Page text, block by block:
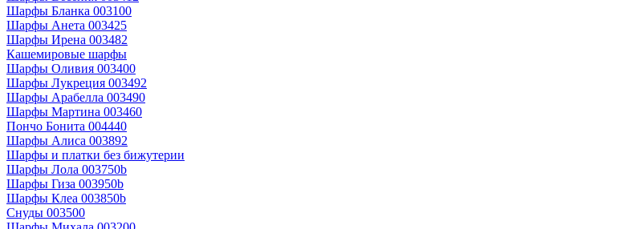
Шарфы Бланка 003100
Шарфы Анета 003425
Шарфы Ирена 003482
Кашемировые шарфы
Шарфы Оливия 003400
Шарфы Лукреция 003492
Шарфы Арабелла 003490
Шарфы Мартина 003460
Пончо Бонита 004440
Шарфы Алиса 003892
Шарфы и платки без бижутерии
Шарфы Лола 003750b
Шарфы Гиза 003950b
Шарфы Клеа 003850b
Снуды 003500